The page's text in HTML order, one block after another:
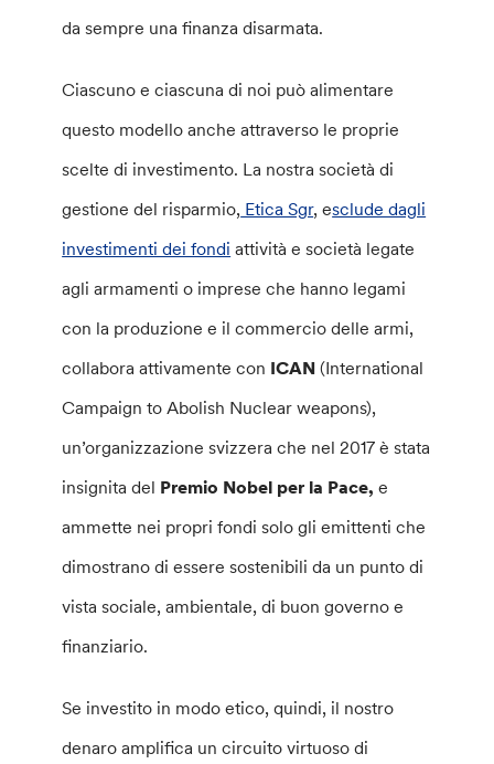
da sempre una finanza disarmata.
Ciascuno e ciascuna di noi può alimentare
questo modello anche attraverso le proprie
scelte di investimento. La nostra società di
gestione del risparmio, Etica Sgr, esclude dagli
investimenti dei fondi attività e società legate
agli armamenti o imprese che hanno legami
con la produzione e il commercio delle armi,
collabora attivamente con ICAN (International
Campaign to Abolish Nuclear weapons),
un’organizzazione svizzera che nel 2017 è stata
insignita del Premio Nobel per la Pace, e
ammette nei propri fondi solo gli emittenti che
dimostrano di essere sostenibili da un punto di
vista sociale, ambientale, di buon governo e
finanziario.
Se investito in modo etico, quindi, il nostro
denaro amplifica un circuito virtuoso di